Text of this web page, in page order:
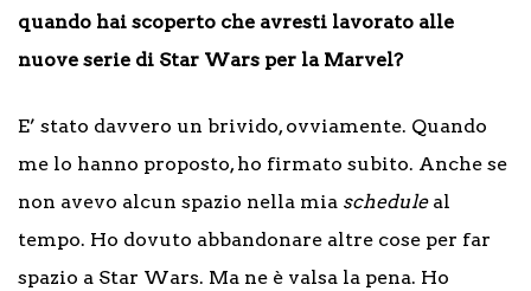
quando hai scoperto che avresti lavorato alle
nuove serie di Star Wars per la Marvel?
E’ stato davvero un brivido, ovviamente. Quando
me lo hanno proposto, ho firmato subito. Anche se
non avevo alcun spazio nella mia scheduleal
tempo. Ho dovuto abbandonare altre cose per far
spazio a Star Wars. Ma ne è valsa la pena. Ho